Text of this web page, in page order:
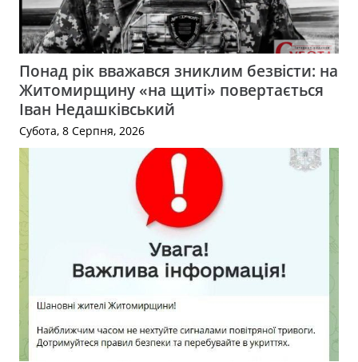
Понад рік вважався зниклим безвісти: на
Житомирщину «на щиті» повертається
Іван Недашківський
Субота, 8 Серпня, 2026